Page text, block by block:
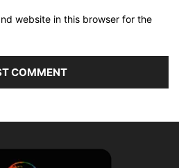
website in this browser for the